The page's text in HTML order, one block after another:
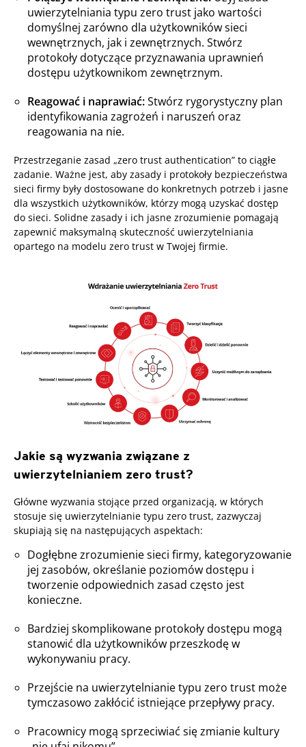
uwierzytelniania typu zero trust jako wartości
domyślnej zarówno dla użytkowników sieci
wewnętrznych, jak i zewnętrznych. Stwórz
protokoły dotyczące przyznawania uprawnień
dostępu użytkownikom zewnętrznym.
Reagować i naprawiać:Stwórz rygorystyczny plan
identyfikowania zagrożeń i naruszeń oraz
reagowania na nie.
Przestrzeganie zasad „zero trust authentication” to ciągłe
zadanie. Ważne jest, aby zasady i protokoły bezpieczeństwa
sieci firmy były dostosowane do konkretnych potrzeb i jasne
dla wszystkich użytkowników, którzy mogą uzyskać dostęp
do sieci. Solidne zasady i ich jasne zrozumienie pomagają
zapewnić maksymalną skuteczność uwierzytelniania
opartego na modelu zero trust w Twojej firmie.
Jakie są wyzwania związane z
uwierzytelnianiem zero trust?
Główne wyzwania stojące przed organizacją, w których
stosuje się uwierzytelnianie typu zero trust, zazwyczaj
skupiają się na następujących aspektach:
Dogłębne zrozumienie sieci firmy, kategoryzowanie
jej zasobów, określanie poziomów dostępu i
tworzenie odpowiednich zasad często jest
konieczne.
Bardziej skomplikowane protokoły dostępu mogą
stanowić dla użytkowników przeszkodę w
wykonywaniu pracy.
Przejście na uwierzytelnianie typu zero trust może
tymczasowo zakłócić istniejące przepływy pracy.
Pracownicy mogą sprzeciwiać się zmianie kultury